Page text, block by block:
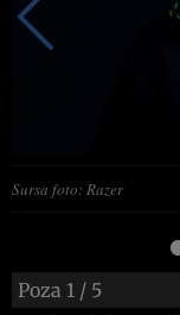
Sursa foto: Razer
Poza 1 / 5